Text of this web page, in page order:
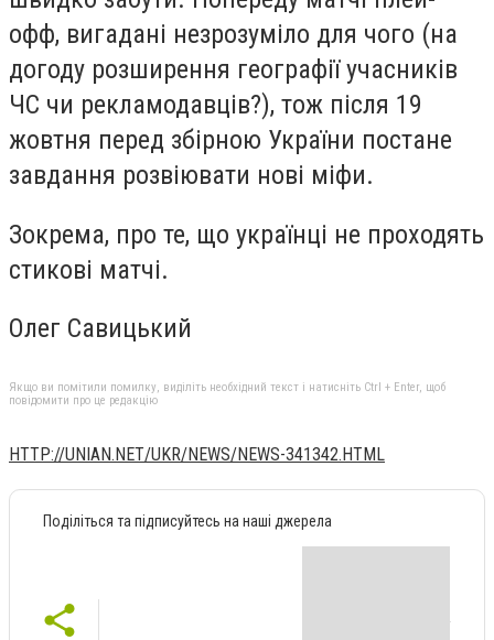
офф, вигадані незрозуміло для чого (на
догоду розширення географії учасників
ЧС чи рекламодавців?), тож після 19
жовтня перед збірною України постане
завдання розвіювати нові міфи.
Зокрема, про те, що українці не проходять
стикові матчі.
Олег Савицький
Якщо ви помітили помилку, виділіть необхідний текст і натисніть Ctrl + Enter, щоб
повідомити про це редакцію
HTTP://UNIAN.NET/UKR/NEWS/NEWS-341342.HTML
Поділіться та підписуйтесь на наші джерела